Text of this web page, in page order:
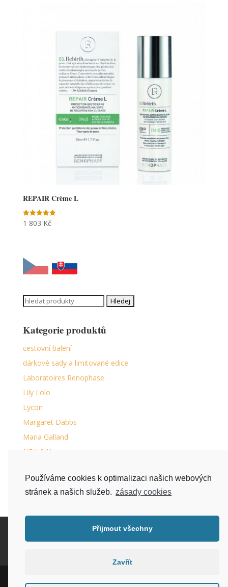
REPAIR Crème L
Hodnocení
5.00
1 803 Kč
Search
Kategorie produktů
cestovní balení
dárkové sady a limitované edice
Laboratoires Renophase
Lily Lolo
Lycon
Margaret Dabbs
Maria Galland
NEAUVIA
séra na řasy a obočí
Doprava zboží a platba
Bezplatné vrácení a reklamace
EET
Používáme cookies k optimalizaci našich webových
stránek a našich služeb. zásady cookies
Přijmout všechny
Zavřít